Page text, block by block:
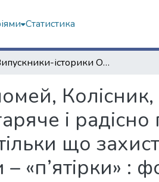
Статистика
Випускники-історики Обломей, Колісник, Євтушенко, Фридлянська, Мозговий гаряче і радісно поздоровляють один одного і є з чим: всі вони тільки що захистили дипломні роботи і одержали найвищі оцінки – «п’ятірки» : фото
і
що
«п’ятірки» :